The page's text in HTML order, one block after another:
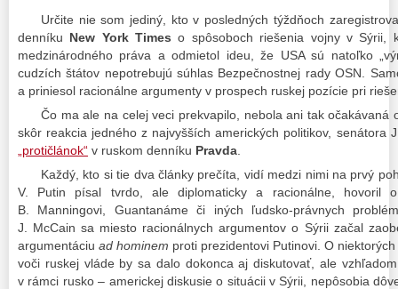
Určite nie som jediný, kto v posledných týždňoch
denníku New York Timeso spôsoboch riešenia vojny v Sýrii,
medzinárodného práva a odmietol ideu, že USA sú natoľko
cudzích štátov nepotrebujú súhlas Bezpečnostnej rady OSN.
a priniesol racionálne argumenty v prospech ruskej pozície pri
Čo ma ale na celej veci prekvapilo, nebola ani tak očakávaná
skôr reakcia jedného z najvyšších amerických politikov, senátora
„protičlánok“ v ruskom denníku Pravda
Každý, kto si tie dva články prečíta, vidí medzi nimi na prvý
V. Putin písal tvrdo, ale diplomaticky a racionálne, hovoril
B. Manningovi, Guantanáme či iných ľudsko-právnych
J. McCain sa miesto racionálnych argumentov o Sýrii začal
argumentáciu ad hominem proti prezidentovi Putinovi. O
voči ruskej vláde by sa dalo dokonca aj diskutovať, ale
v rámci rusko – americkej diskusie o situácii v Sýrii, nepôsobia